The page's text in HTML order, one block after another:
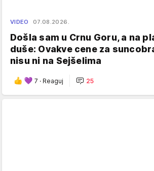
VIDEO 07.08.2026.
Došla sam u Crnu Goru, a na
duše: Ovakve cene za
nisu ni na Sejšelima
7 · Reaguj 25